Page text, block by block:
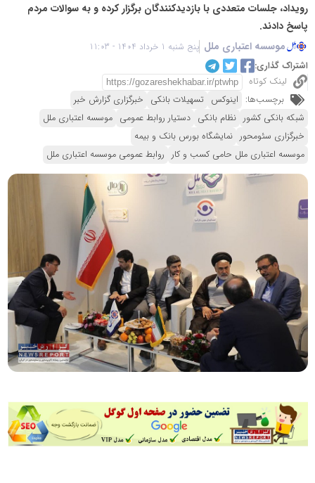
رویداد، جلسات متعددی با بازدیدکنندگان برگزار کرده و به سوالات مردم
پاسخ دادند.
موسسه اعتباری ملل پنج شنبه 1 خرداد 1404 - 11:03
اشتراک گذاری:
لینک کوتاه
برچسب‌ها: اینوکس تسهیلات بانکی خبرگزاری گزارش خبر
شبکه بانکی کشور نظام بانکی دستیار روابط عمومی موسسه اعتباری ملل
خبرگزاری سئومحور نمایشگاه بورس بانک و بیمه
موسسه اعتباری ملل حامی کسب و کار روابط عمومی موسسه اعتباری ملل